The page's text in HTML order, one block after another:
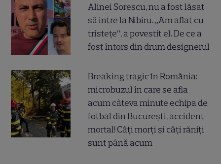
Alinei Sorescu, nu a fost lăsat
să intre la Nibiru. „Am aflat cu
tristețe”, a povestit el. De ce a
fost întors din drum designerul
Breaking tragic în România:
microbuzul în care se afla
acum câteva minute echipa de
fotbal din București, accident
mortal! Câți morți și câți răniți
sunt până acum